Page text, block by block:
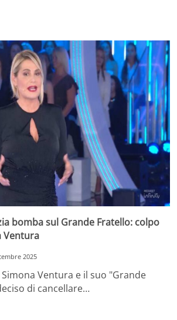
bomba sul Grande Fratello: colpo
Ventura
2025
Ventura e il suo "Grande
di cancellare…